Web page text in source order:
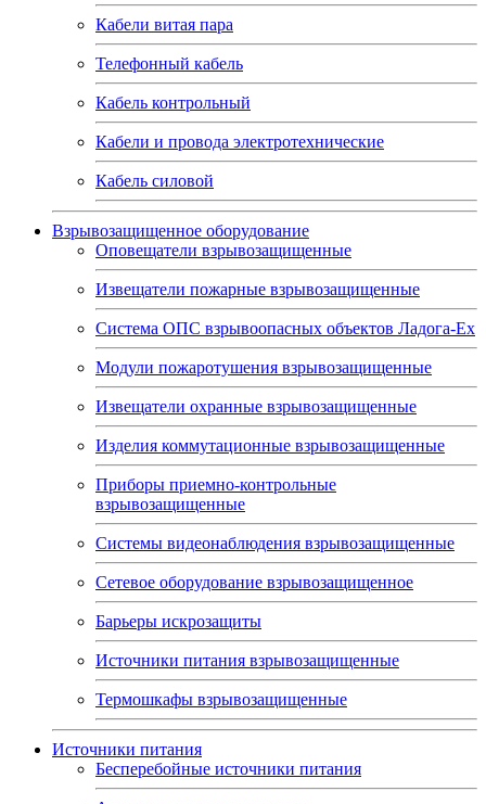
Кабели витая пара
Телефонный кабель
Кабель контрольный
Кабели и провода электротехнические
Кабель силовой
Взрывозащищенное оборудование
Оповещатели взрывозащищенные
Извещатели пожарные взрывозащищенные
Система ОПС взрывоопасных объектов Ладога-Ex
Модули пожаротушения взрывозащищенные
Извещатели охранные взрывозащищенные
Изделия коммутационные взрывозащищенные
Приборы приемно-контрольные
взрывозащищенные
Системы видеонаблюдения взрывозащищенные
Сетевое оборудование взрывозащищенное
Барьеры искрозащиты
Источники питания взрывозащищенные
Термошкафы взрывозащищенные
Источники питания
Бесперебойные источники питания